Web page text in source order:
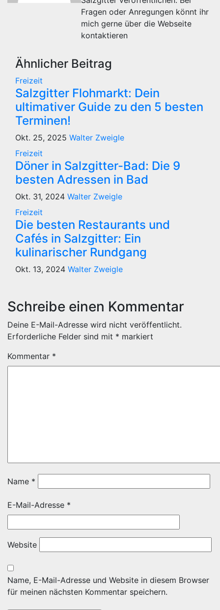
Fragen oder Anregungen könnt ihr
mich gerne über die Webseite
kontaktieren
Ähnlicher Beitrag
Freizeit
Salzgitter Flohmarkt: Dein
ultimativer Guide zu den 5 besten
Terminen!
Okt. 25, 2025 Walter Zweigle
Freizeit
Döner in Salzgitter-Bad: Die 9
besten Adressen in Bad
Okt. 31, 2024 Walter Zweigle
Freizeit
Die besten Restaurants und
Cafés in Salzgitter: Ein
kulinarischer Rundgang
Okt. 13, 2024 Walter Zweigle
Schreibe einen Kommentar
Deine E-Mail-Adresse wird nicht veröffentlicht.
Erforderliche Felder sind mit * markiert
Kommentar *
Name *
E-Mail-Adresse *
Website
Name, E-Mail-Adresse und Website in diesem Browser
für meinen nächsten Kommentar speichern.